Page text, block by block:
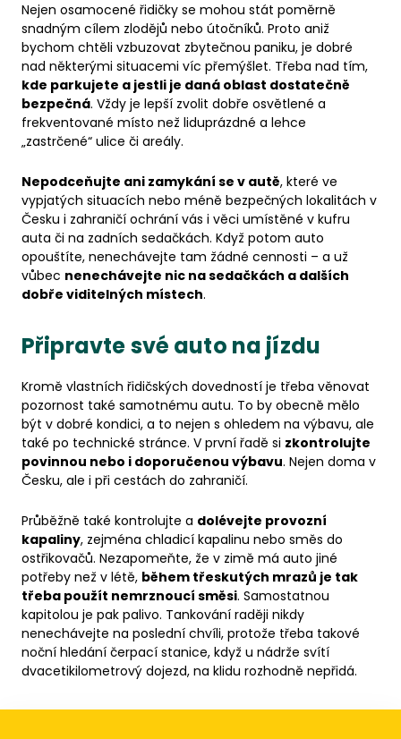
Nejen osamocené řidičky se mohou stát poměrně
snadným cílem zlodějů nebo útočníků. Proto aniž
bychom chtěli vzbuzovat zbytečnou paniku, je dobré
nad některými situacemi víc přemýšlet. Třeba nad tím,
kde parkujete a jestli je daná oblast dostatečně
bezpečná. Vždy je lepší zvolit dobře osvětlené a
frekventované místo než liduprázdné a lehce
„zastrčené“ ulice či areály.
Nepodceňujte ani zamykání se v autě, které ve
vypjatých situacích nebo méně bezpečných lokalitách v
Česku i zahraničí ochrání vás i věci umístěné v kufru
auta či na zadních sedačkách. Když potom auto
opouštíte, nenechávejte tam žádné cennosti – a už
vůbec nenechávejte nic na sedačkách a dalších
dobře viditelných místech.
Připravte své auto na jízdu
Kromě vlastních řidičských dovedností je třeba věnovat
pozornost také samotnému autu. To by obecně mělo
být v dobré kondici, a to nejen s ohledem na výbavu, ale
také po technické stránce. V první řadě si zkontrolujte
povinnou nebo i doporučenou výbavu. Nejen doma v
Česku, ale i při cestách do zahraničí.
Průběžně také kontrolujte a dolévejte provozní
kapaliny, zejména chladicí kapalinu nebo směs do
ostřikovačů. Nezapomeňte, že v zimě má auto jiné
potřeby než v létě, během třeskutých mrazů je tak
třeba použít nemrznoucí směsi. Samostatnou
kapitolou je pak palivo. Tankování raději nikdy
nenechávejte na poslední chvíli, protože třeba takové
noční hledání čerpací stanice, když u nádrže svítí
dvacetikilometrový dojezd, na klidu rozhodně nepřidá.